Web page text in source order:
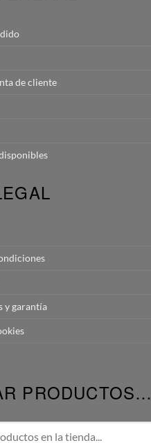
de cliente
y garantía
PRODUCTOS…